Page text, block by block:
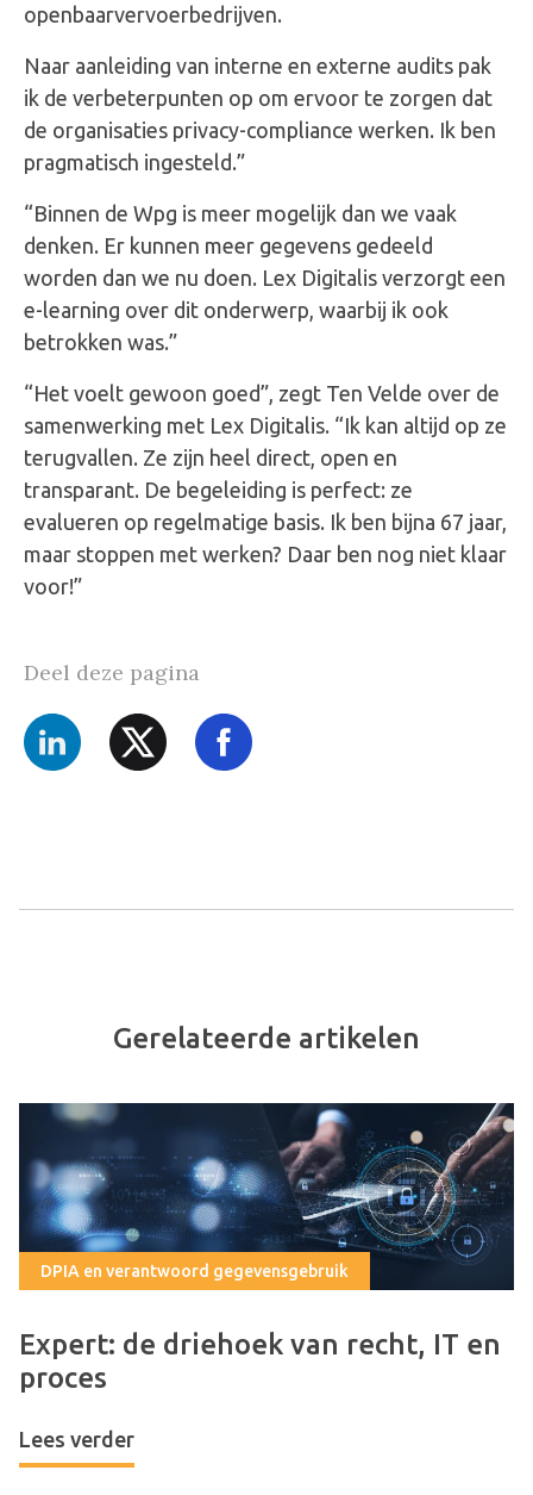
openbaarvervoerbedrijven.
Naar aanleiding van interne en externe audits pak
ik de verbeterpunten op om ervoor te zorgen dat
de organisaties privacy-compliance werken. Ik ben
pragmatisch ingesteld.”
“Binnen de Wpg is meer mogelijk dan we vaak
denken. Er kunnen meer gegevens gedeeld
worden dan we nu doen. Lex Digitalis verzorgt een
e-learning over dit onderwerp, waarbij ik ook
betrokken was.”
“Het voelt gewoon goed”, zegt Ten Velde over de
samenwerking met Lex Digitalis. “Ik kan altijd op ze
terugvallen. Ze zijn heel direct, open en
transparant. De begeleiding is perfect: ze
evalueren op regelmatige basis. Ik ben bijna 67 jaar,
maar stoppen met werken? Daar ben nog niet klaar
voor!”
Deel deze pagina
Gerelateerde artikelen
DPIA en verantwoord gegevensgebruik
Expert: de driehoek van recht, IT en
proces
Lees verder